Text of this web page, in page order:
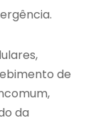
de
da